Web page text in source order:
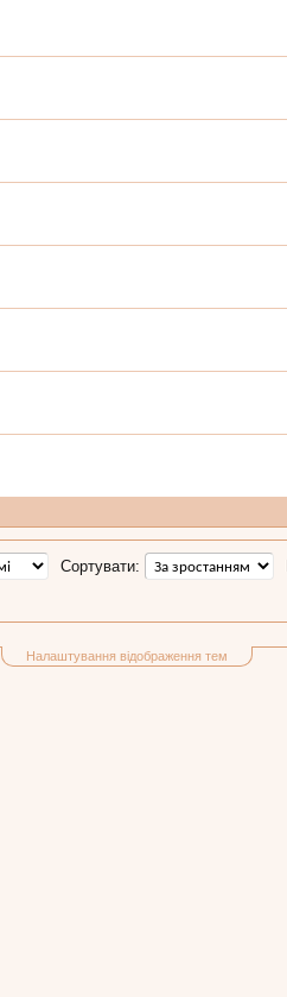
Налаштування відображення тем
Сортувати: